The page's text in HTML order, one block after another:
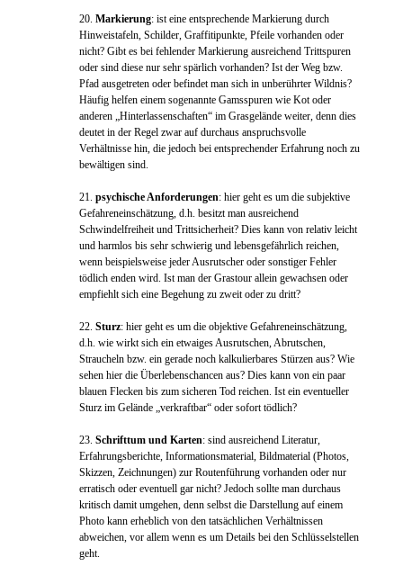
20. Markierung: ist eine entsprechende Markierung durch
Hinweistafeln, Schilder, Graffitipunkte, Pfeile vorhanden oder
nicht? Gibt es bei fehlender Markierung ausreichend Trittspuren
oder sind diese nur sehr spärlich vorhanden? Ist der Weg bzw.
Pfad ausgetreten oder befindet man sich in unberührter Wildnis?
Häufig helfen einem sogenannte Gamsspuren wie Kot oder
anderen „Hinterlassenschaften“ im Grasgelände weiter, denn dies
deutet in der Regel zwar auf durchaus anspruchsvolle
Verhältnisse hin, die jedoch bei entsprechender Erfahrung noch zu
bewältigen sind.
21. psychische Anforderungen: hier geht es um die subjektive
Gefahreneinschätzung, d.h. besitzt man ausreichend
Schwindelfreiheit und Trittsicherheit? Dies kann von relativ leicht
und harmlos bis sehr schwierig und lebensgefährlich reichen,
wenn beispielsweise jeder Ausrutscher oder sonstiger Fehler
tödlich enden wird. Ist man der Grastour allein gewachsen oder
empfiehlt sich eine Begehung zu zweit oder zu dritt?
22. Sturz: hier geht es um die objektive Gefahreneinschätzung,
d.h. wie wirkt sich ein etwaiges Ausrutschen, Abrutschen,
Straucheln bzw. ein gerade noch kalkulierbares Stürzen aus? Wie
sehen hier die Überlebenschancen aus? Dies kann von ein paar
blauen Flecken bis zum sicheren Tod reichen. Ist ein eventueller
Sturz im Gelände „verkraftbar“ oder sofort tödlich?
23. Schrifttum und Karten: sind ausreichend Literatur,
Erfahrungsberichte, Informationsmaterial, Bildmaterial (Photos,
Skizzen, Zeichnungen) zur Routenführung vorhanden oder nur
erratisch oder eventuell gar nicht? Jedoch sollte man durchaus
kritisch damit umgehen, denn selbst die Darstellung auf einem
Photo kann erheblich von den tatsächlichen Verhältnissen
abweichen, vor allem wenn es um Details bei den Schlüsselstellen
geht.